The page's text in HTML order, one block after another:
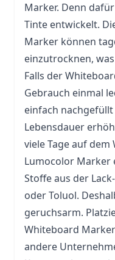
Marker. Denn
Tinte entwickelt.
Marker können
einzutrocknen,
Falls der
Gebrauch einmal
einfach
Lebensdauer
viele Tage auf
Lumocolor Marker
Stoffe aus der
oder Toluol.
geruchsarm.
Whiteboard
andere